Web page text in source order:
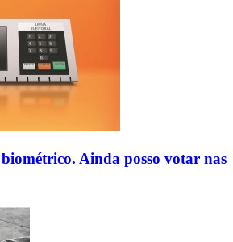
Ainda posso votar nas